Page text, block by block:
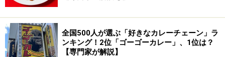
プーンでカレーを掬いたくなる、食べたくなるカレーだ
ったのです。このカレーはブラックペッパーとカイエン
ペッパーがたっぷり入っていて、野菜と一緒にペースト
状になるまでしっかりと炒め上げるカレーなのです。ペ
全国500人が選ぶ「好きなカレーチェーン」ラ
ンキング！2位「ゴーゴーカレー」、1位は？
【専門家が解説】